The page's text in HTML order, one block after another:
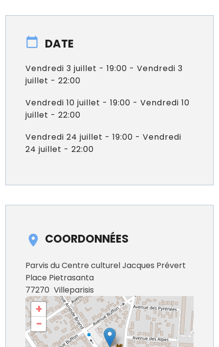
DATE
Vendredi 3 juillet - 19:00 - Vendredi 3
juillet - 22:00
Vendredi 10 juillet - 19:00 - Vendredi 10
juillet - 22:00
Vendredi 24 juillet - 19:00 - Vendredi
24 juillet - 22:00
COORDONNÉES
Parvis du Centre culturel Jacques Prévert
Place Pietrasanta
77270 Villeparisis
+
−